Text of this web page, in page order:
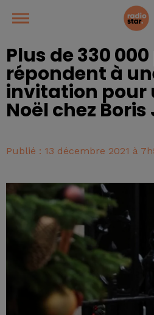
Plus de 330
répondent à
invitation pour
Noël chez
Publié : 13 décembre 2021 à